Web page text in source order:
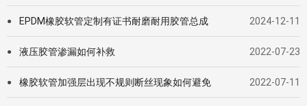
● EPDM橡胶软管定制有证书耐磨耐用胶管总成 2024-12-11
● 液压胶管渗漏如何补救 2022-07-23
● 橡胶软管加强层出现不规则断丝现象如何避免 2022-07-11